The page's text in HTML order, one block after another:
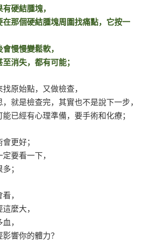
硬結腫塊，
那個硬結腫塊周圍找痛點，它按一
慢慢變鬆軟，
消失，都有可能；
原始點，又做檢查，
就是檢查完，其實也不是說下一步，
已經有心理準備，要手術和化療；
更好；
要看一下，
；
，
麼大，
，
響你的體力？